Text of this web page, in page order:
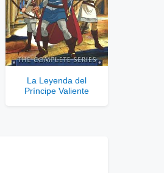
La Leyenda del
Príncipe Valiente